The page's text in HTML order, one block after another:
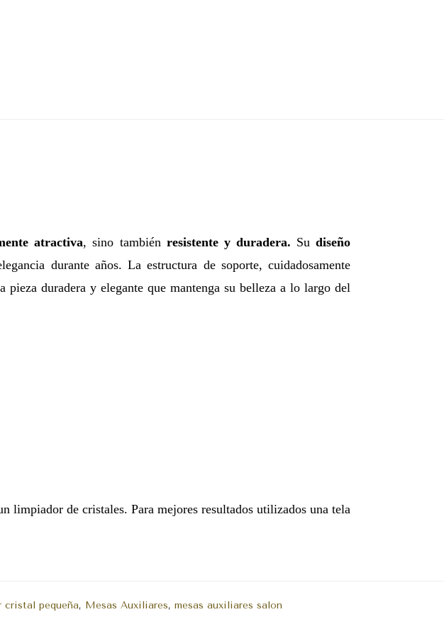
atractiva, sino también resistente y duradera. Sudiseño
durante años. La estructura de soporte, cuidadosamente
pieza duradera y elegante que mantenga su belleza a lo largo del
limpiador de cristales. Para mejores resultados utilizados una tela
cristal pequeña, Mesas Auxiliares, mesas auxiliares salon